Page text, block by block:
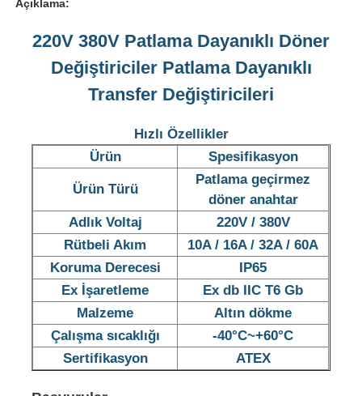
Ana sayfa
Ürünler
Hakkımızda
Açıklama:
220V 380V Patlama Dayanıklı Döner
Değiştiriciler Patlama Dayanıklı
Transfer Değiştiricileri
Hızlı Özellikler
Ürün
Spesifikasyon
Ürün Türü
Patlama geçirmez
döner anahtar
Adlık Voltaj
220V / 380V
Rütbeli Akım
10A / 16A / 32A / 60A
Koruma Derecesi
IP65
Ex İşaretleme
Ex db IIC T6 Gb
Malzeme
Altın dökme
Çalışma sıcaklığı
-40°C~+60°C
Sertifikasyon
ATEX